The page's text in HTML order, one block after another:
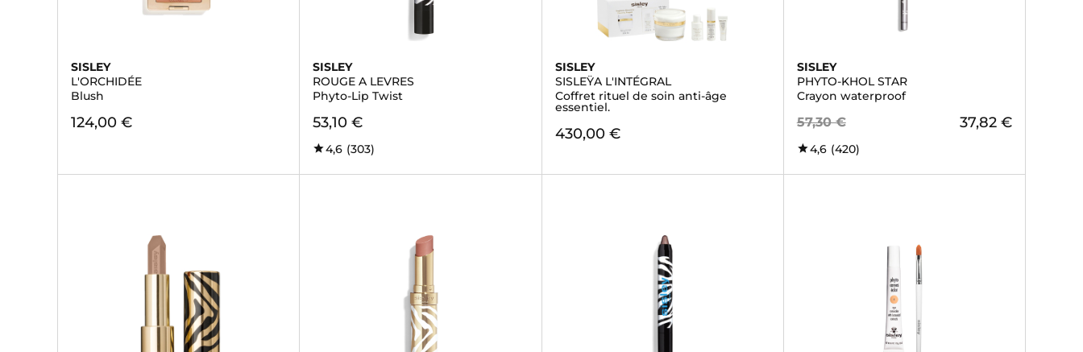
SISLEY
L'ORCHIDÉE
Blush
124,00 €
SISLEY
ROUGE A LEVRES
Phyto-Lip Twist
53,10 €
4,6 (303)
SISLEY
SISLEŸA L'INTÉGRAL
Coffret rituel de soin anti-âge
essentiel.
430,00 €
SISLEY
PHYTO-KHOL STAR
Crayon waterproof
57,30 € 37,82 €
4,6 (420)